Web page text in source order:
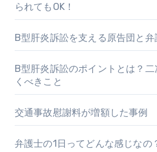
られてもOK！
B型肝炎訴訟を支える原告団と
B型肝炎訴訟のポイントとは？
くべきこと
交通事故慰謝料が増額した事例
弁護士の1日ってどんな感じなの